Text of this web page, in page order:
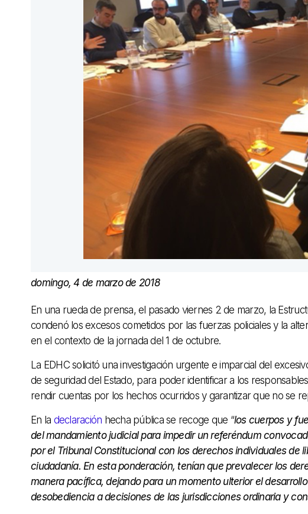
domingo, 4 de marzo de 2018
En una rueda de prensa, el pasado viernes 2 de marzo, la
condenó los excesos cometidos por las fuerzas policiales y la
en el contexto de la jornada del 1 de octubre.
La EDHC solicitó una investigación urgente e imparcial del
de seguridad del Estado, para poder identificar a los
rendir cuentas por los hechos ocurridos y garantizar que no se
En la declaración hecha pública se recoge que “los cuerpos y
del mandamiento judicial para impedir un referéndum
por el Tribunal Constitucional con los derechos individuales de
ciudadanía. En esta ponderación, tenían que prevalecer los
manera pacífica, dejando para un momento ulterior el
desobediencia a decisiones de las jurisdicciones ordinaria y